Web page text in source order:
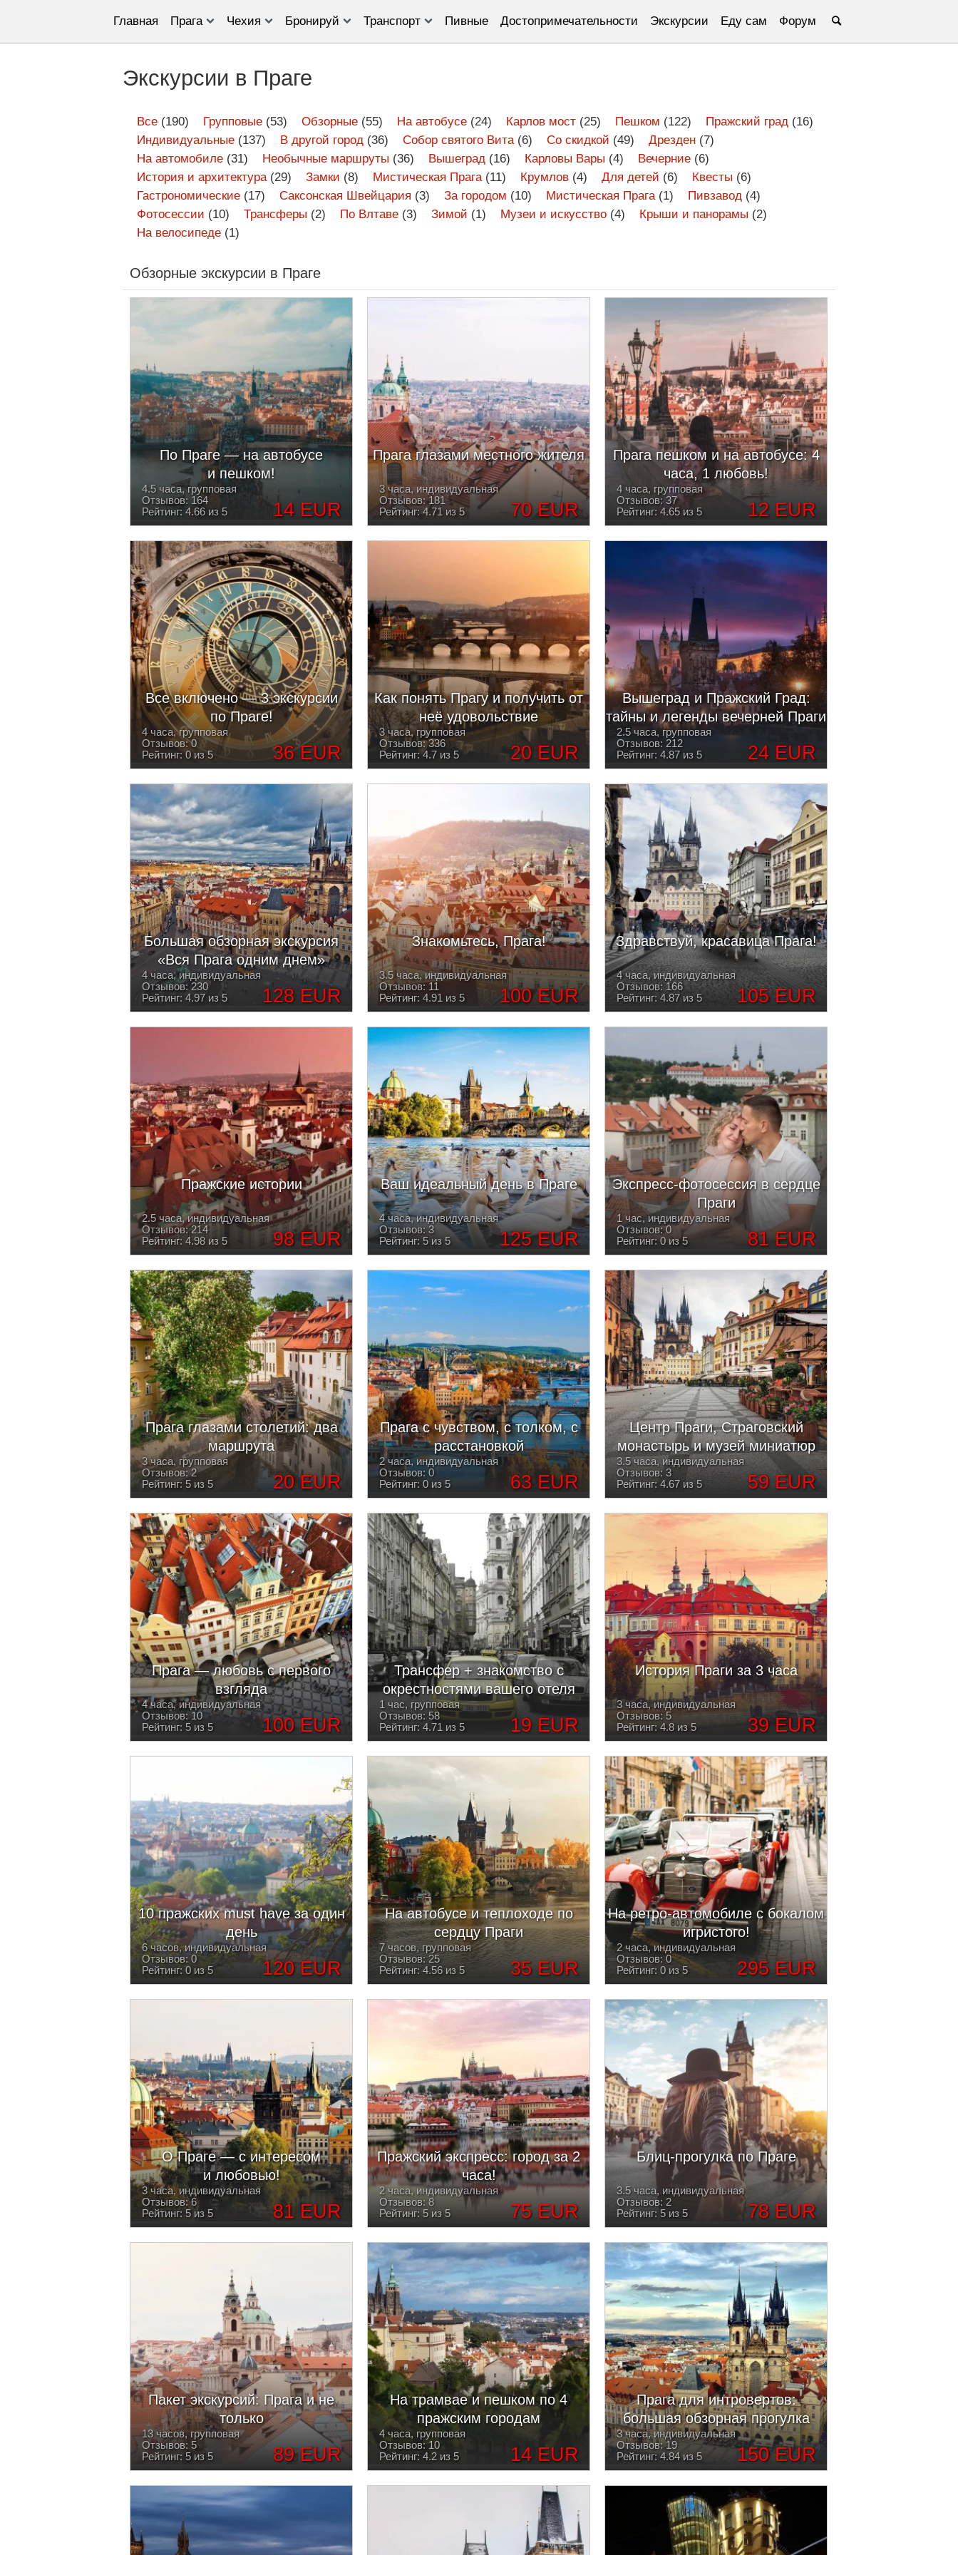
Главная Прага Чехия Бронируй Транспорт Пивные Достопримечательности Экскурсии Еду сам Форум
Экскурсии в Праге
Все (190) Групповые (53) Обзорные (55) На автобусе (24) Карлов мост (25) Пешком (122) Пражский град (16)
Индивидуальные (137) В другой город (36) Собор святого Вита (6) Со скидкой (49) Дрезден (7)
На автомобиле (31) Необычные маршруты (36) Вышеград (16) Карловы Вары (4) Вечерние (6)
История и архитектура (29) Замки (8) Мистическая Прага (11) Крумлов (4) Для детей (6) Квесты (6)
Гастрономические (17) Саксонская Швейцария (3) За городом (10) Мистическая Прага (1) Пивзавод (4)
Фотосессии (10) Трансферы (2) По Влтаве (3) Зимой (1) Музеи и искусство (4) Крыши и панорамы (2)
На велосипеде (1)
Обзорные экскурсии в Праге
По Праге — на автобусе
и пешком!
14 EUR
4.5 часа, групповая
Отзывов: 164
Рейтинг: 4.66 из 5
Прага глазами местного жителя
70 EUR
3 часа, индивидуальная
Отзывов: 181
Рейтинг: 4.71 из 5
Прага пешком и на автобусе: 4
часа, 1 любовь!
12 EUR
4 часа, групповая
Отзывов: 37
Рейтинг: 4.65 из 5
Все включено — 3 экскурсии
по Праге!
36 EUR
4 часа, групповая
Отзывов: 0
Рейтинг: 0 из 5
Как понять Прагу и получить от
неё удовольствие
20 EUR
3 часа, групповая
Отзывов: 336
Рейтинг: 4.7 из 5
Вышеград и Пражский Град:
тайны и легенды вечерней Праги
24 EUR
2.5 часа, групповая
Отзывов: 212
Рейтинг: 4.87 из 5
Большая обзорная экскурсия
«Вся Прага одним днем»
128 EUR
4 часа, индивидуальная
Отзывов: 230
Рейтинг: 4.97 из 5
Знакомьтесь, Прага!
100 EUR
3.5 часа, индивидуальная
Отзывов: 11
Рейтинг: 4.91 из 5
Здравствуй, красавица Прага!
105 EUR
4 часа, индивидуальная
Отзывов: 166
Рейтинг: 4.87 из 5
Пражские истории
98 EUR
2.5 часа, индивидуальная
Отзывов: 214
Рейтинг: 4.98 из 5
Ваш идеальный день в Праге
125 EUR
4 часа, индивидуальная
Отзывов: 3
Рейтинг: 5 из 5
Экспресс-фотосессия в сердце
Праги
81 EUR
1 час, индивидуальная
Отзывов: 0
Рейтинг: 0 из 5
Прага глазами столетий: два
маршрута
20 EUR
3 часа, групповая
Отзывов: 2
Рейтинг: 5 из 5
Прага с чувством, с толком, с
расстановкой
63 EUR
2 часа, индивидуальная
Отзывов: 0
Рейтинг: 0 из 5
Центр Праги, Страговский
монастырь и музей миниатюр
59 EUR
3.5 часа, индивидуальная
Отзывов: 3
Рейтинг: 4.67 из 5
Прага — любовь с первого
взгляда
100 EUR
4 часа, индивидуальная
Отзывов: 10
Рейтинг: 5 из 5
Трансфер + знакомство с
окрестностями вашего отеля
19 EUR
1 час, групповая
Отзывов: 58
Рейтинг: 4.71 из 5
История Праги за 3 часа
39 EUR
3 часа, индивидуальная
Отзывов: 5
Рейтинг: 4.8 из 5
10 пражских must have за один
день
120 EUR
6 часов, индивидуальная
Отзывов: 0
Рейтинг: 0 из 5
На автобусе и теплоходе по
сердцу Праги
35 EUR
7 часов, групповая
Отзывов: 25
Рейтинг: 4.56 из 5
На ретро-автомобиле с бокалом
игристого!
295 EUR
2 часа, индивидуальная
Отзывов: 0
Рейтинг: 0 из 5
О Праге — с интересом
и любовью!
81 EUR
3 часа, индивидуальная
Отзывов: 6
Рейтинг: 5 из 5
Пражский экспресс: город за 2
часа!
75 EUR
2 часа, индивидуальная
Отзывов: 8
Рейтинг: 5 из 5
Блиц-прогулка по Праге
78 EUR
3.5 часа, индивидуальная
Отзывов: 2
Рейтинг: 5 из 5
Пакет экскурсий: Прага и не
только
89 EUR
13 часов, групповая
Отзывов: 5
Рейтинг: 5 из 5
На трамвае и пешком по 4
пражским городам
14 EUR
4 часа, групповая
Отзывов: 10
Рейтинг: 4.2 из 5
Прага для интровертов:
большая обзорная прогулка
150 EUR
3 часа, индивидуальная
Отзывов: 19
Рейтинг: 4.84 из 5